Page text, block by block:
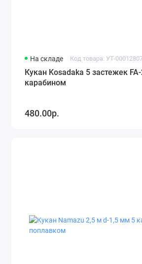
На складе Код товара: УТ-
Кукан Kosadaka 5 застежек
карабином
480.00р.